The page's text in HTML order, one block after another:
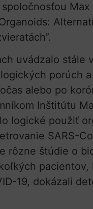
Max
uvádzalo stále
porúch
alebo po
Inštitútu
logické použiť
SARS-
rôzne štúdie o
pacientov,
19, dokázali